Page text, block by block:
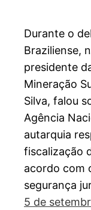
Durante o
Braziliense,
presidente
Mineração
Silva, falou
Agência
autarquia
fiscalização
acordo com
segurança
5 de